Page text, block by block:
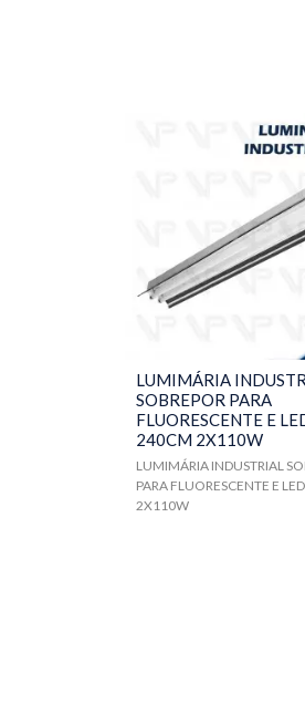
LUMIMÁRIA
SOBREPOR PARA
FLUORESCENTE E
240CM 2X110W
LUMIMÁRIA INDUSTRIAL
PARA FLUORESCENTE E
2X110W